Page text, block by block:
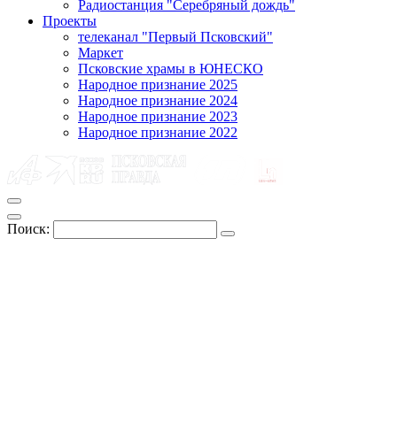
Радиостанция "Серебряный дождь"
Проекты
телеканал "Первый Псковский"
Маркет
Псковские храмы в ЮНЕСКО
Народное признание 2025
Народное признание 2024
Народное признание 2023
Народное признание 2022
Поиск: